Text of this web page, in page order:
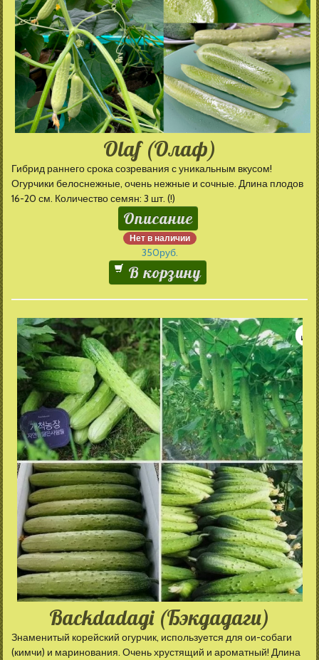
Olaf (Олаф)
Гибрид раннего срока созревания с уникальным вкусом!
Огурчики белоснежные, очень нежные и сочные. Длина плодов
16-20 см. Количество семян: 3 шт. (!)
Описание
Нет в наличии
350руб.
В корзину
Backdadagi (Бэкдадаги)
Знаменитый корейский огурчик, используется для ои-собаги
(кимчи) и маринования. Очень хрустящий и ароматный! Длина